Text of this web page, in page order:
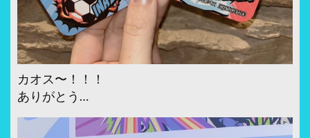
カオス〜！！！
ありがとう…